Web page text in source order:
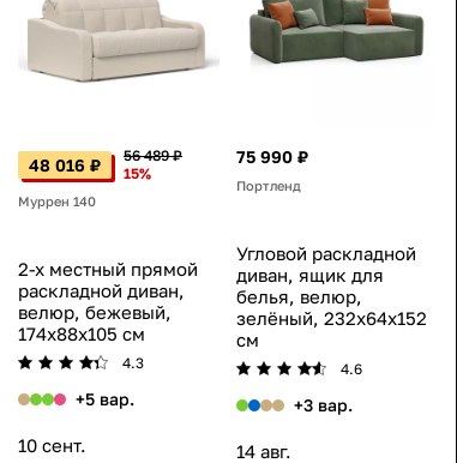
48 016 ₽
56 489 ₽
15%
Муррен 140
2-х местный прямой
раскладной диван,
велюр, бежевый,
174x88x105 см
4.3
+5 вар.
10 сент.
75 990 ₽
Портленд
Угловой раскладной
диван, ящик для
белья, велюр,
зелёный, 232x64x152
см
4.6
+3 вар.
14 авг.